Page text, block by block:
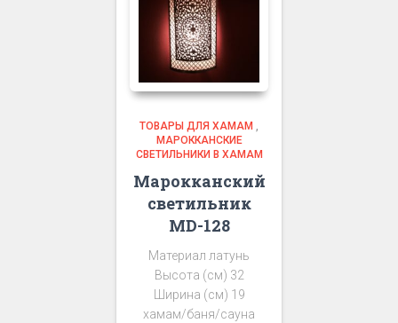
ТОВАРЫ ДЛЯ ХАМАМ ,
МАРОККАНСКИЕ
СВЕТИЛЬНИКИ В ХАМАМ
Марокканский
светильник
MD-128
Материал латунь
Высота (см) 32
Ширина (см) 19
хамам/баня/сауна